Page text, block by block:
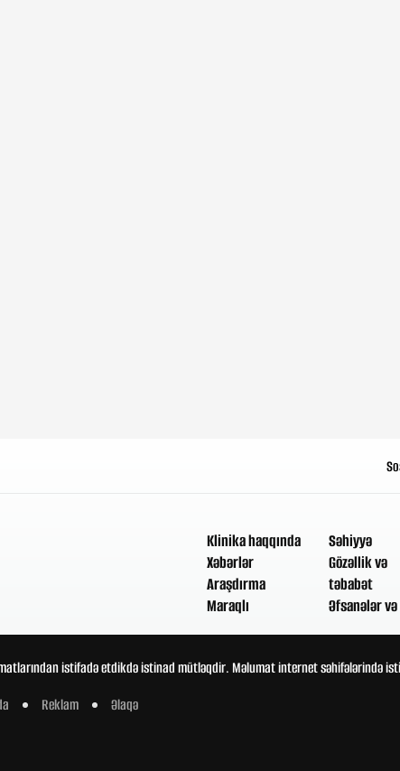
Klinika haqqında
Xəbərlər
Araşdırma
Maraqlı
Səhiyyə
Gözəllik və
təbabət
Əfsanələr
istifadə etdikdə istinad mütləqdir. Məlumat internet səhifələrində
Reklam Əlaqə